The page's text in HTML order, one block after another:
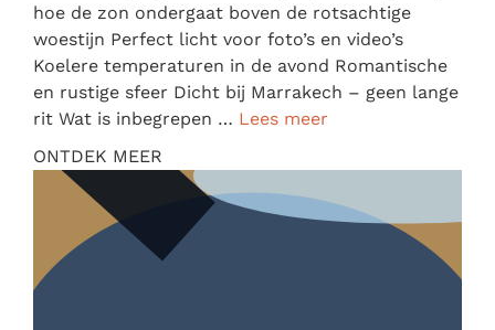
hoe de zon ondergaat boven de rotsachtige
woestijn Perfect licht voor foto’s en video’s
Koelere temperaturen in de avond Romantische
en rustige sfeer Dicht bij Marrakech – geen lange
rit Wat is inbegrepen … Lees meer
ONTDEK MEER